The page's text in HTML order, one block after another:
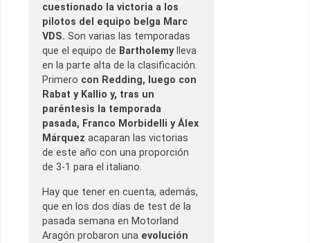
cuestionado la victoria a los
pilotos del equipo belga Marc
VDS. Son varias las temporadas
que el equipo de Bartholemylleva
en la parte alta de la clasificación.
Primero con Redding, luego con
Rabat y Kallio y, tras un
paréntesis la temporada
pasada, Franco Morbidelli y Álex
Márquez acaparan las victorias
de este año con una proporción
de 3-1 para el italiano.
Hay que tener en cuenta, además,
que en los dos días de test de la
pasada semana en Motorland
Aragón probaron una evolución